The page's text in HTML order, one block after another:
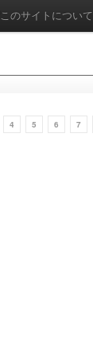
このサイトについて
4 5 6 7